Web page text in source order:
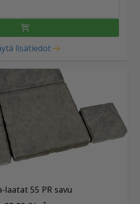
lisätiedot
laatat 55 PR savu